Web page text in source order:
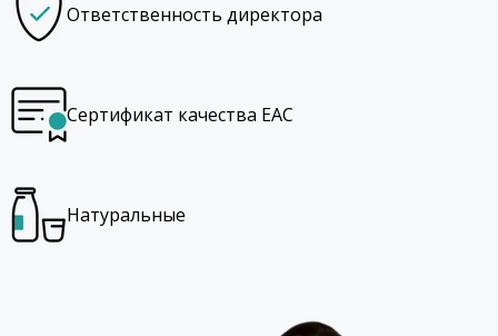
Ответственность директора
Сертификат качества EAC
Натуральные